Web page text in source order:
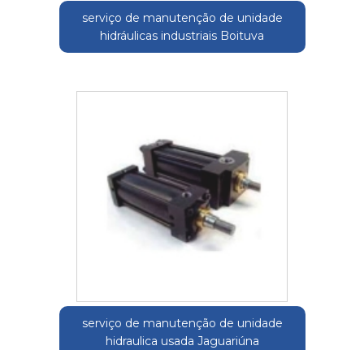
serviço de manutenção de unidade
hidráulicas industriais Boituva
serviço de manutenção de unidade
hidraulica usada Jaguariúna